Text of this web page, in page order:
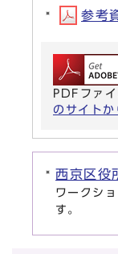
参考
PDFファ
のサイト
西京区役
ワークシ
す。